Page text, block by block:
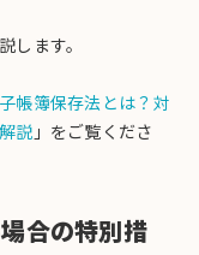
します。
帳簿保存法とは？対
説 」をご覧くださ
合の特別措